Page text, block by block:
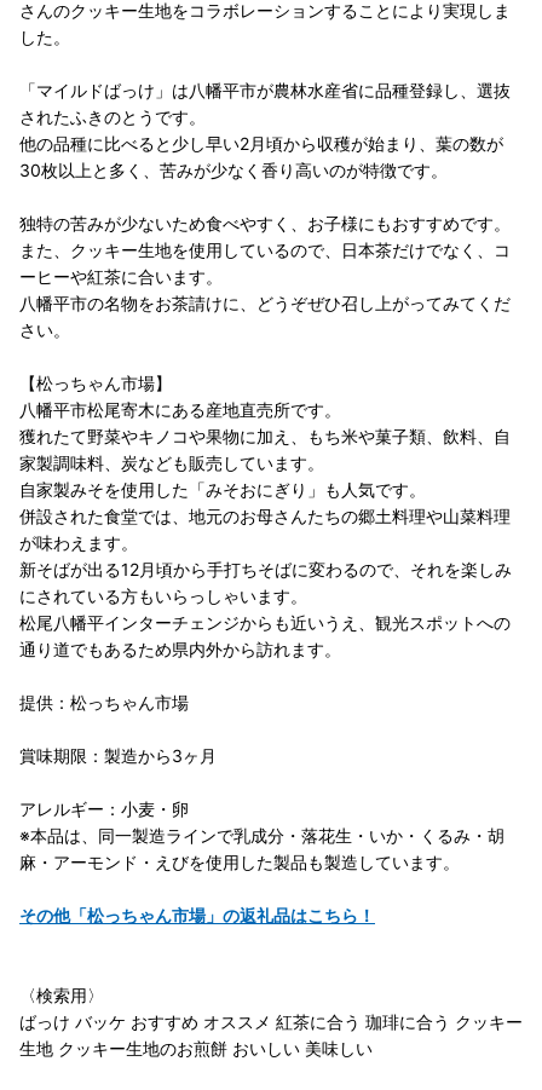
さんのクッキー生地をコラボレーションすることにより実現しま
した。
「マイルドばっけ」は八幡平市が農林水産省に品種登録し、選抜
されたふきのとうです。
他の品種に比べると少し早い2月頃から収穫が始まり、葉の数が
30枚以上と多く、苦みが少なく香り高いのが特徴です。
独特の苦みが少ないため食べやすく、お子様にもおすすめです。
また、クッキー生地を使用しているので、日本茶だけでなく、コ
ーヒーや紅茶に合います。
八幡平市の名物をお茶請けに、どうぞぜひ召し上がってみてくだ
さい。
【松っちゃん市場】
八幡平市松尾寄木にある産地直売所です。
獲れたて野菜やキノコや果物に加え、もち米や菓子類、飲料、自
家製調味料、炭なども販売しています。
自家製みそを使用した「みそおにぎり」も人気です。
併設された食堂では、地元のお母さんたちの郷土料理や山菜料理
が味わえます。
新そばが出る12月頃から手打ちそばに変わるので、それを楽しみ
にされている方もいらっしゃいます。
松尾八幡平インターチェンジからも近いうえ、観光スポットへの
通り道でもあるため県内外から訪れます。
提供：松っちゃん市場
賞味期限：製造から3ヶ月
アレルギー：小麦・卵
※本品は、同一製造ラインで乳成分・落花生・いか・くるみ・胡
麻・アーモンド・えびを使用した製品も製造しています。
その他「松っちゃん市場」の返礼品はこちら！
〈検索用〉
ばっけ バッケ おすすめ オススメ 紅茶に合う 珈琲に合う クッキー
生地 クッキー生地のお煎餅 おいしい 美味しい